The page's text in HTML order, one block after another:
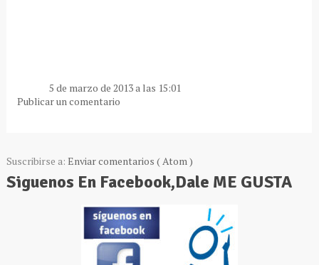
5 de marzo de 2013 a las 15:01
Publicar un comentario
Suscribirse a: Enviar comentarios ( Atom )
Siguenos En Facebook,Dale ME GUSTA